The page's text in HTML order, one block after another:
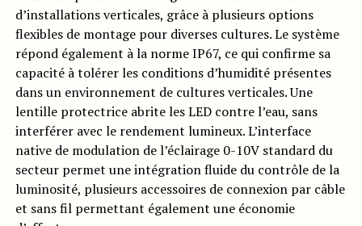
d’installations verticales, grâce à plusieurs options
flexibles de montage pour diverses cultures. Le système
répond également à la norme IP67, ce qui confirme sa
capacité à tolérer les conditions d’humidité présentes
dans un environnement de cultures verticales. Une
lentille protectrice abrite les LED contre l’eau, sans
interférer avec le rendement lumineux. L’interface
native de modulation de l’éclairage 0-10V standard du
secteur permet une intégration fluide du contrôle de la
luminosité, plusieurs accessoires de connexion par câble
et sans fil permettant également une économie